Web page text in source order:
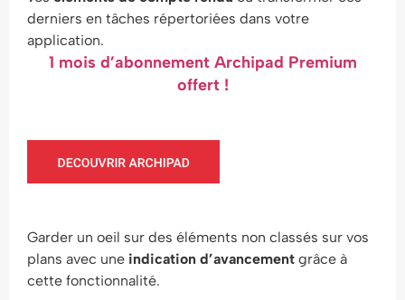
derniers en tâches répertoriées dans votre
application.
1 mois d’abonnement Archipad Premium
offert !
Garder un oeil sur des éléments non classés sur vos
plans avec une indication d’avancement grâce à
cette fonctionnalité.